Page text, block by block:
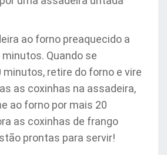
ao forno preaquecido a
minutos. Quando se
minutos, retire do forno e vire
as coxinhas na assadeira,
ao forno por mais 20
as coxinhas de frango
prontas para servir!